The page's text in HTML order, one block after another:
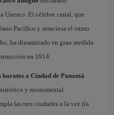
Unesco. El célebre canal, que
Pacífico y atraviesa el istmo
ha dinamizado en gran medida
en 1914.
baratos a Ciudad de Panam
y monumental
las tres ciudades a la vez (la